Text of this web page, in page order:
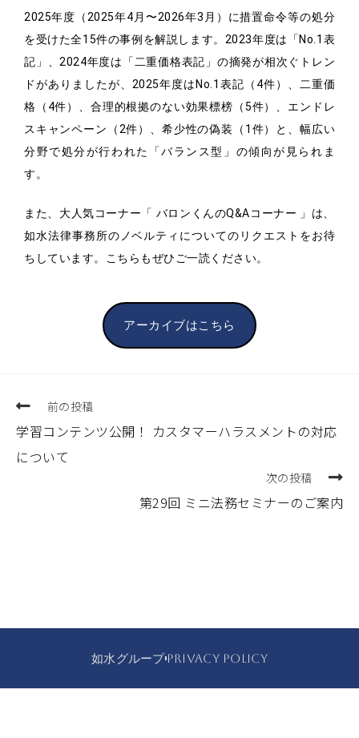
2025年度（2025年4月〜2026年3月）に措置命令等の処分
を受けた全15件の事例を解説します。2023年度は「No.1表
記」、2024年度は「二重価格表記」の摘発が相次ぐトレン
ドがありましたが、2025年度はNo.1表記（4件）、二重価
格（4件）、合理的根拠のない効果標榜（5件）、エンドレ
スキャンペーン（2件）、希少性の偽装（1件）と、幅広い
分野で処分が行われた「バランス型」の傾向が見られま
す。
また、大人気コーナー「 バロンくんのQ&Aコーナー 」は、
如水法律事務所のノベルティについてのリクエストをお待
ちしています。こちらもぜひご一読ください。
アーカイブはこちら
前の投稿
学習コンテンツ公開！ カスタマーハラスメントの対応
について
次の投稿
第29回 ミニ法務セミナーのご案内
如水グループPRIVACY POLICY